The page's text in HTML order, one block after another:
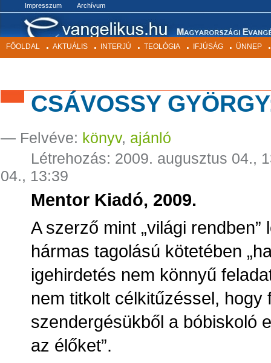
Impresszum Archívum
FŐOLDAL AKTUÁLIS INTERJÚ TEOLÓGIA IFJÚSÁG ÜNNEP
CSÁVOSSY
— Felvéve: könyv, ajánló
Létrehozás: 2009. augusztus 04.,
04., 13:39
Mentor Kiadó, 2009.
A szerző mint „világi
hármas tagolású kötetében
igehirdetés nem könnyű
nem titkolt célkitűzéssel, hogy
szendergésükből a bóbiskoló
az élőket”.